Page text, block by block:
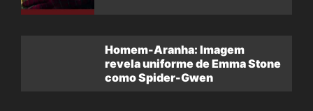
Homem-Aranha: Imagem
revela uniforme de Emma Stone
como Spider-Gwen